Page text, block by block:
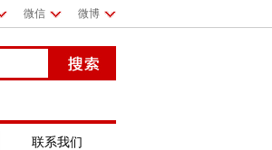
微博
微信
联系我们